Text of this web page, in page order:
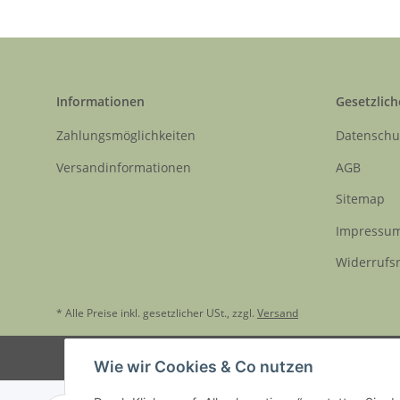
Informationen
Zahlungsmöglichkeiten
Versandinformationen
AGB
Sitemap
* Alle Preise inkl. gesetzlicher USt., zzgl. Versand
Wie wir Cookies & Co nutzen